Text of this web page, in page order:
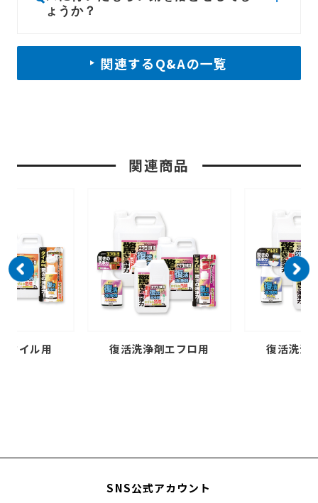
ょうか？
関連するQ&Aの一覧
関連商品
復活洗浄剤エフロ用 復活洗浄剤アルミ用
SNS公式アカウント